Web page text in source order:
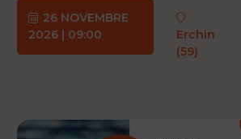
26 NOVEMBRE
2026 | 09:00
Erchin
(59)